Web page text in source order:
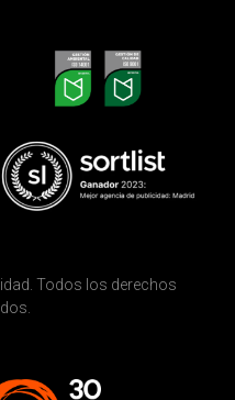
Todos los derechos